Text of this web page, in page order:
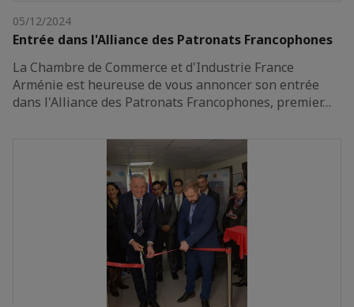
05/12/2024
Entrée dans l'Alliance des Patronats Francophones
La Chambre de Commerce et d'Industrie France
Arménie est heureuse de vous annoncer son entrée
dans l'Alliance des Patronats Francophones, premier…